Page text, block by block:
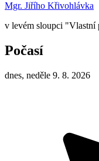
Mgr. Jiřího Křivohlávka
v levém sloupci "Vlastní
Počasí
dnes, neděle 9. 8. 2026